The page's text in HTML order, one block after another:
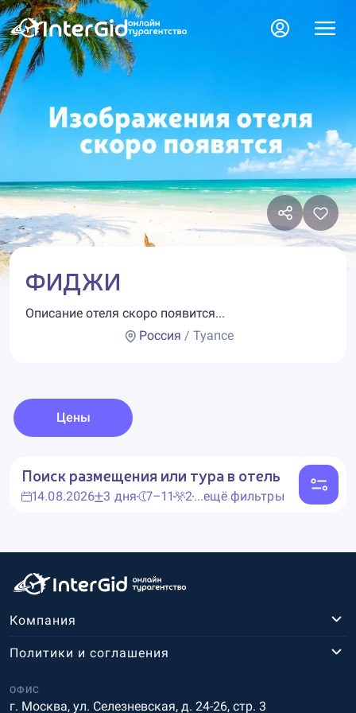
ФИДЖИ
Описание отеля скоро появится...
Россия / Туапсе
Цены
Поиск размещения или тура в отель
14.08.2026 3 дня 7–11 2...ещё фильтры
Компания
ОФИС
г. Москва, ул. Селезневская, д. 24-26, стр. 3
Политики и соглашения